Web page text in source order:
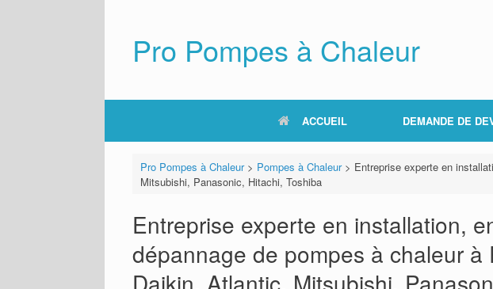
Pro Pompes à Chaleur
ACCUEIL DEMANDE DE
Pro Pompes à Chaleur> Pompes à Chaleur> Entreprise experte en
Mitsubishi, Panasonic, Hitachi, Toshiba
Entreprise experte en installation,
dépannage de pompes à chaleur à
Daikin, Atlantic, Mitsubishi,